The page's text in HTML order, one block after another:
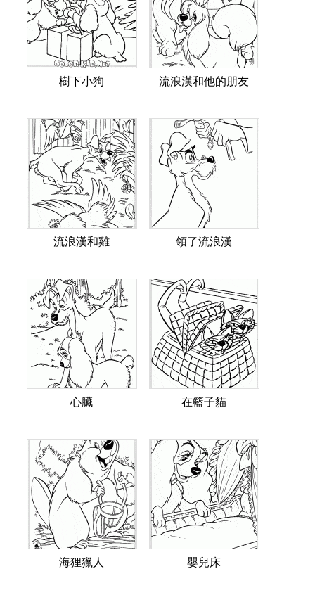
樹下小狗 流浪漢和他的朋友
流浪漢和雞 領了流浪漢
心臟 在籃子貓
海狸獵人 嬰兒床